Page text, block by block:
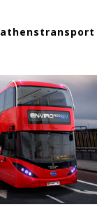
athenstransport